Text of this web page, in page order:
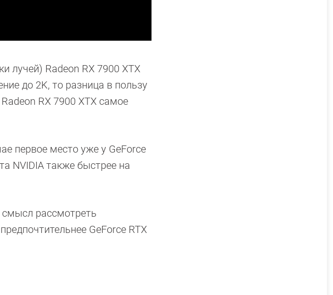
лучей) Radeon RX 7900 XTX
до 2K, то разница в пользу
RX 7900 XTX самое
первое место уже у GeForce
NVIDIA также быстрее на
смысл рассмотреть
GeForce RTX